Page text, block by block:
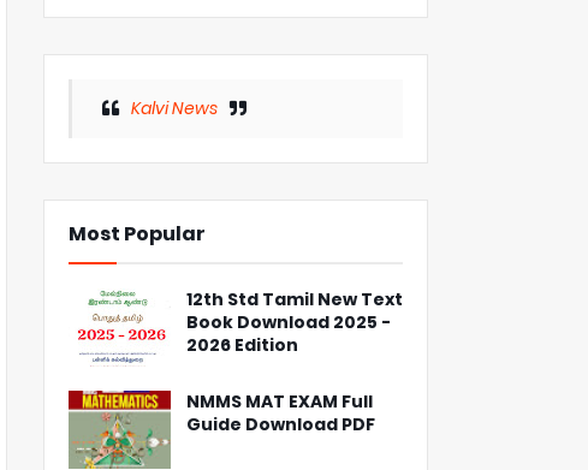
Kalvi News
Most Popular
12th Std Tamil New Text
Book Download 2025 -
2026 Edition
NMMS MAT EXAM Full
Guide Download PDF